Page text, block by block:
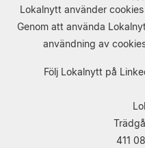
Lokalnytt använder
Genom att använda
användning av
Följ Lokalnytt på
411